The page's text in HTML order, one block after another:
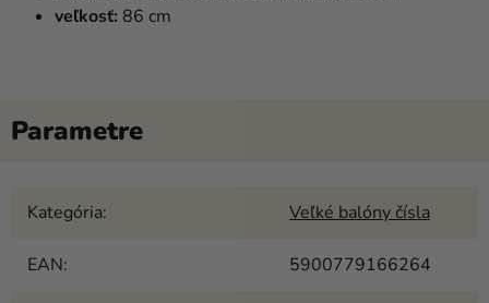
veľkosť: 86 cm
Kategória: Veľké balóny čísla
EAN: 5900779166264